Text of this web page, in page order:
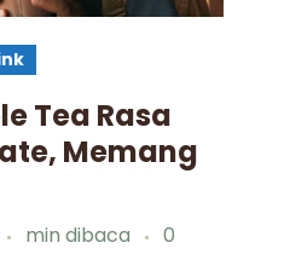
Tea Rasa
Memang
min dibaca
0